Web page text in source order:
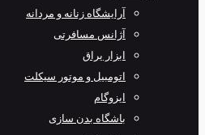
آرایشگاه زنانه و مردانه
آژانس مسافرتی
ابزار یراق
اتومبیل و موتور سیکلت
ایزوگام
باشگاه بدن سازی